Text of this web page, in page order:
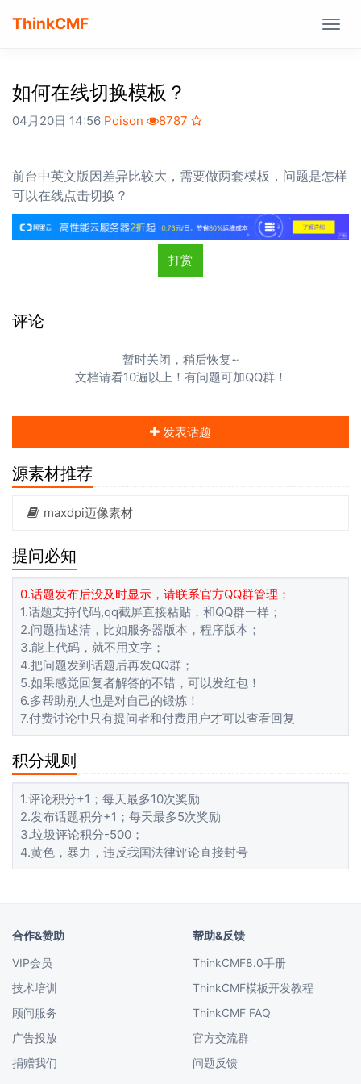
ThinkCMF
如何在线切换模板？
04月20日 14:56 Poison 8787
前台中英文版因差异比较大，需要做两套模板，问题是怎样
可以在线点击切换？
打赏
评论
暂时关闭，稍后恢复~
文档请看10遍以上！有问题可加QQ群！
发表话题
源素材推荐
maxdpi迈像素材
提问必知
0.话题发布后没及时显示，请联系官方QQ群管理；
1.话题支持代码,qq截屏直接粘贴，和QQ群一样；
2.问题描述清，比如服务器版本，程序版本；
3.能上代码，就不用文字；
4.把问题发到话题后再发QQ群；
5.如果感觉回复者解答的不错，可以发红包！
6.多帮助别人也是对自己的锻炼！
7.付费讨论中只有提问者和付费用户才可以查看回复
积分规则
1.评论积分+1；每天最多10次奖励
2.发布话题积分+1；每天最多5次奖励
3.垃圾评论积分-500；
4.黄色，暴力，违反我国法律评论直接封号
合作&赞助
VIP会员
技术培训
顾问服务
广告投放
捐赠我们
帮助&反馈
ThinkCMF8.0手册
ThinkCMF模板开发教程
ThinkCMF FAQ
官方交流群
问题反馈